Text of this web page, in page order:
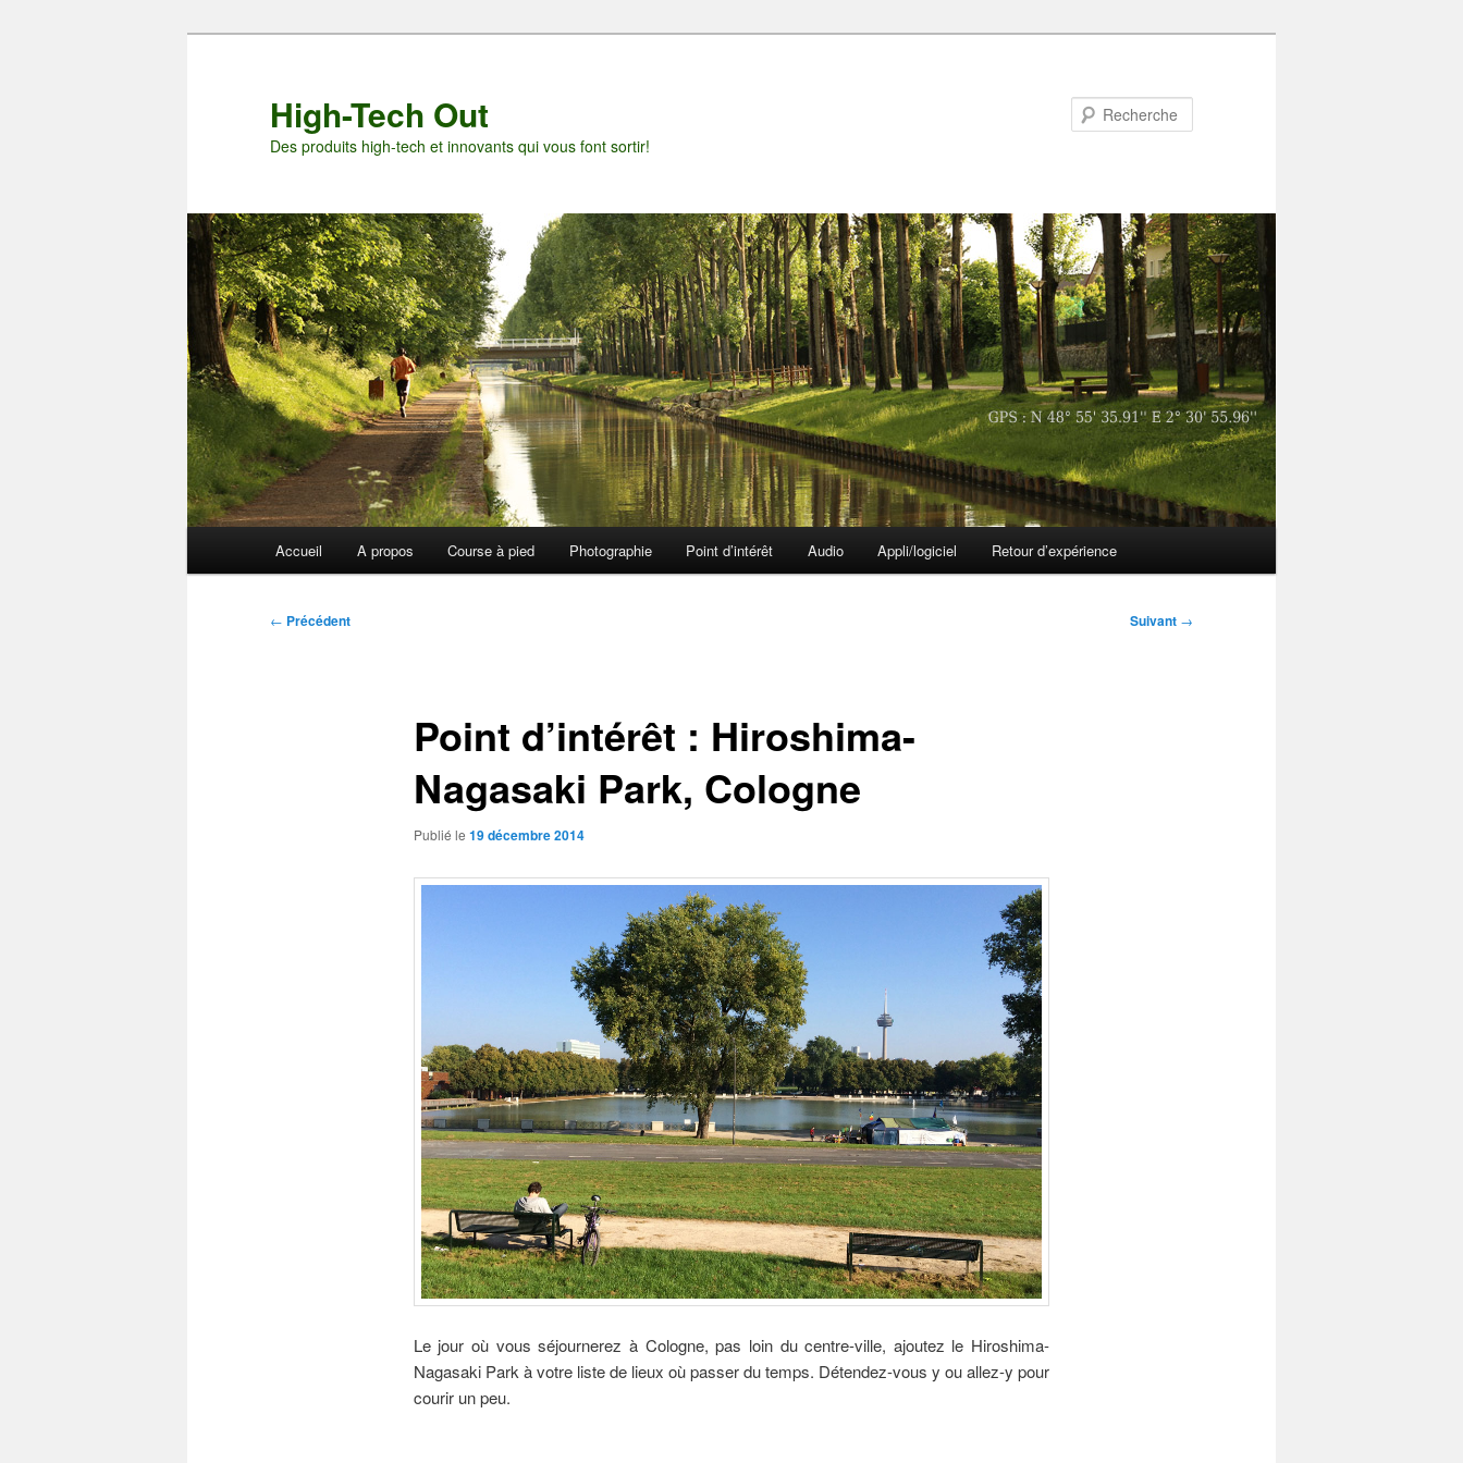
High-Tech Out
Des produits high-tech et innovants qui vous font sortir!
Accueil A propos Course à pied Photographie Point d’intérêt Audio Appli/logiciel Retour d’expérience
Navigation
← Précédent Suivant →
Point d’intérêt : Hiroshima-
Nagasaki Park, Cologne
Publié le 19 décembre 2014
Le jour où vous séjournerez à Cologne, pas loin du centre-ville, ajoutez le Hiroshima-
Nagasaki Park à votre liste de lieux où passer du temps. Détendez-vous y ou allez-y pour
courir un peu.